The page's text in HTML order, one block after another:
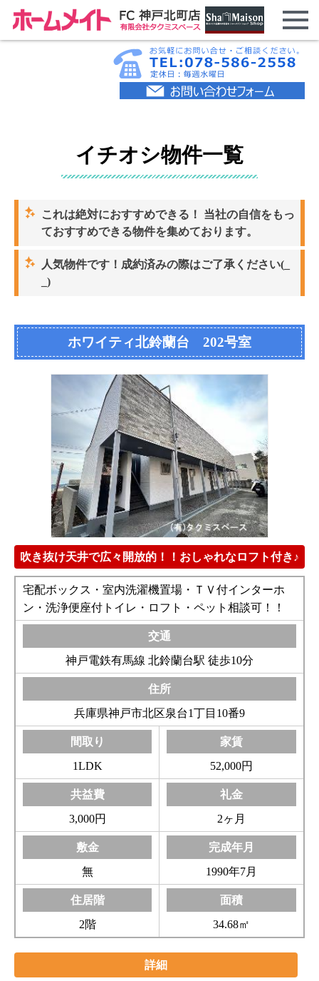
イチオシ物件一覧
これは絶対におすすめできる！ 当社の自信をもっ
ておすすめできる物件を集めております。
人気物件です！成約済みの際はご了承ください(_
_)
ホワイティ北鈴蘭台 202号室
吹き抜け天井で広々開放的！！おしゃれなロフト付き♪
宅配ボックス・室内洗濯機置場・ＴＶ付インターホ
ン・洗浄便座付トイレ・ロフト・ペット相談可！！
神戸電鉄有馬線 北鈴蘭台駅 徒歩10分
兵庫県神戸市北区泉台1丁目10番9
1LDK 52,000円
3,000円 2ヶ月
無 1990年7月
2階 34.68㎡
詳細